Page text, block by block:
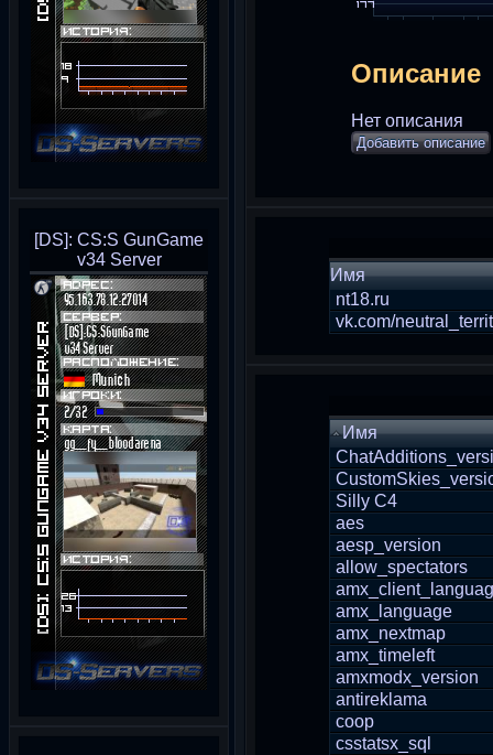
[DS]: CS:S GunGame
v34 Server
Описание
Нет описания
Добавить описание
Имя
nt18.ru
vk.com/
Имя
Silly C4
aes
aesp_version
allow_spectators
amx_language
amx_nextmap
amx_timeleft
amxmodx_version
antireklama
coop
csstatsx_sql